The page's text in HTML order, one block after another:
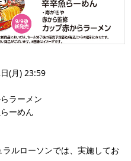
(月) 23:59
ラーメン
ーめん
ルローソンでは、実施してお